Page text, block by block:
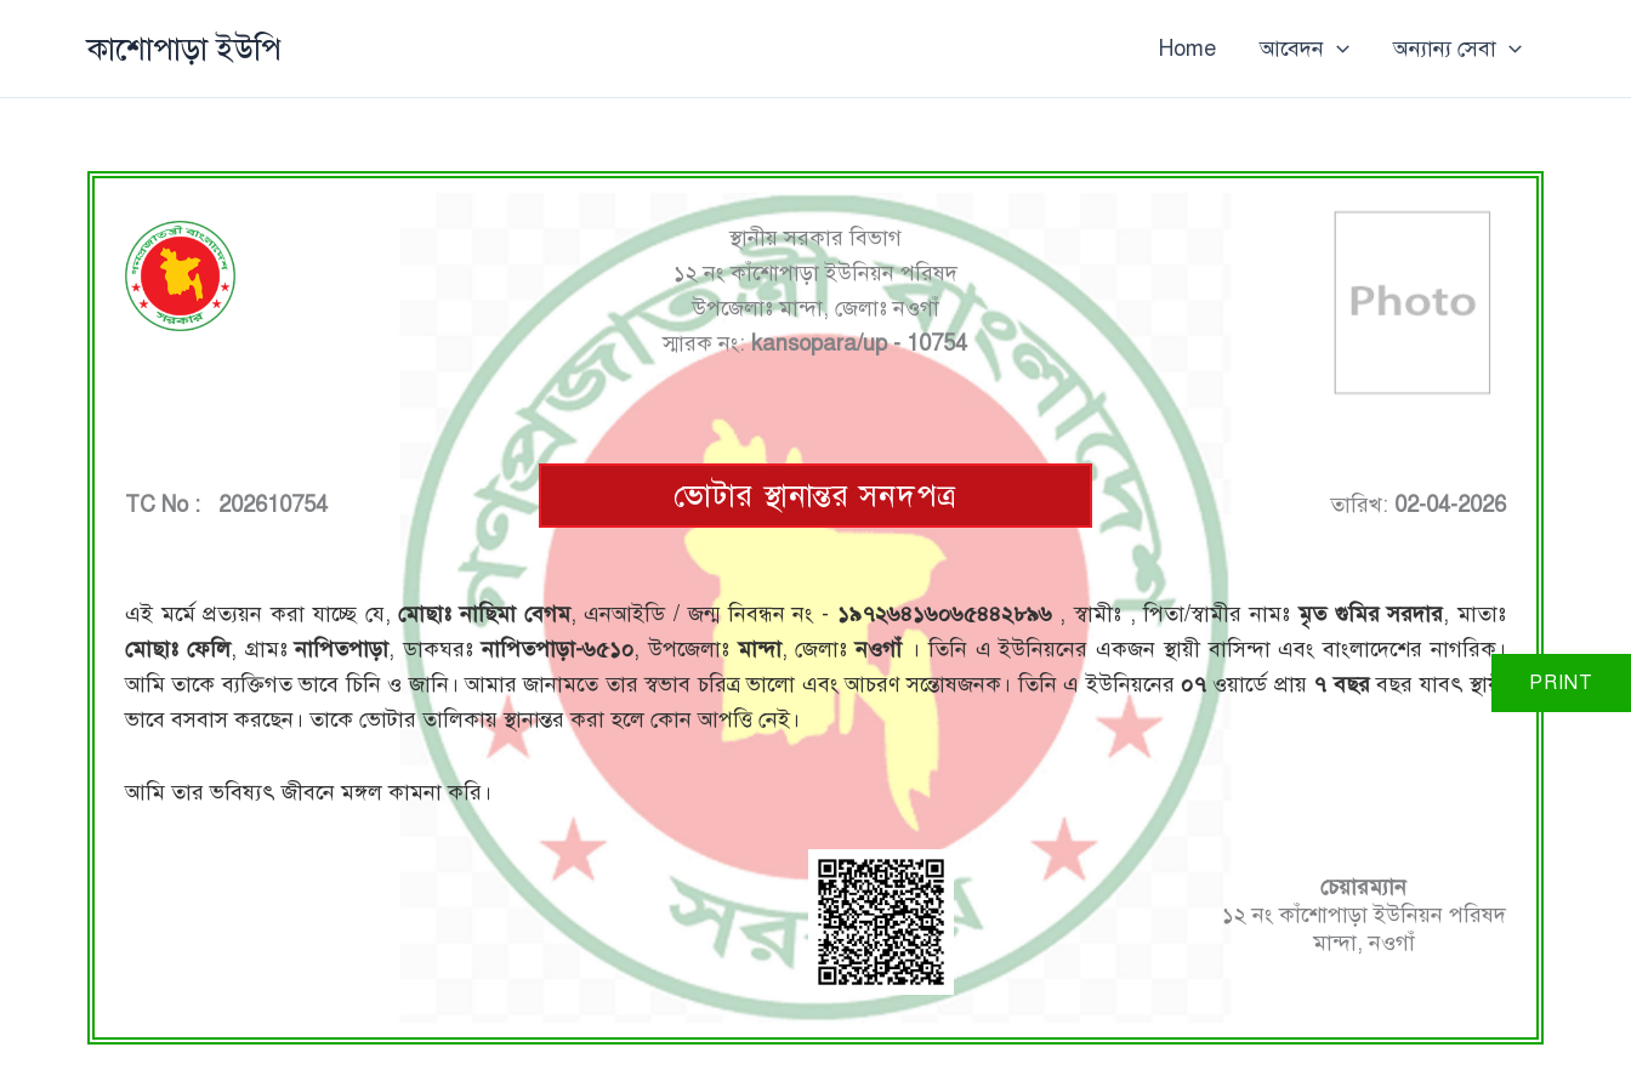
কাশোপাড়া ইউপি Home আবেদন অন্যান্য সেবা
স্থানীয় সরকার বিভাগ
১২ নং কাঁশোপাড়া ইউনিয়ন পরিষদ
উপজেলাঃ মান্দা, জেলাঃ নওগাঁ
স্মারক নং:kansopara/up - 10754
TC No : 202610754 ভোটার স্থানান্তর সনদপত্র তারিখ: 02-04-2026
এই মর্মে প্রত্যয়ন করা যাচ্ছে যে,মোছাঃ নাছিমা বেগম, এনআইডি / জন্ম নিবন্ধন নং - ১৯৭২৬৪১৬০৬৫৪৪২৮৯৬, স্বামীঃ, পিতা/স্বামীর নামঃমৃত গুমির সরদার, মাতাঃ
মোছাঃ ফেলি, গ্রামঃনাপিতপাড়া, ডাকঘরঃনাপিতপাড়া-৬৫১০, উপজেলাঃমান্দা, জেলাঃনওগাঁ । তিনি এ ইউনিয়নের একজন স্থায়ী বাসিন্দা এবং বাংলাদেশের নাগরিক।
আমি তাকে ব্যক্তিগত ভাবে চিনি ও জানি। আমার জানামতে তার স্বভাব চরিত্র ভালো এবং আচরণ সন্তোষজনক। তিনি এ ইউনিয়নের০৭ওয়ার্ডে প্রায় ৭ বছরবছর যাবৎ স্থায়ী
ভাবে বসবাস করছেন। তাকে ভোটার তালিকায় স্থানান্তর করা হলে কোন আপত্তি নেই।
আমি তার ভবিষ্যৎ জীবনে মঙ্গল কামনা করি।
চেয়ারম্যান
১২ নং কাঁশোপাড়া ইউনিয়ন পরিষদ
মান্দা, নওগাঁ